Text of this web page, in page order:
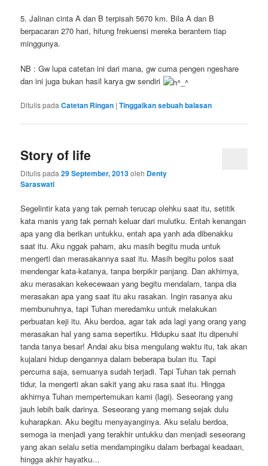
5. Jalinan cinta A dan B terpisah 5670 km. Bila A dan B
berpacaran 270 hari, hitung frekuensi mereka berantem tiap
minggunya.
NB : Gw lupa catetan ini dari mana, gw cuma pengen ngeshare
dan ini juga bukan hasil karya gw sendiri
Ditulis padaCatetan Ringan |Tinggalkan sebuah balasan
Story of life
Ditulis pada29 September, 2013oleh Denty
Saraswati
Segelintir kata yang tak pernah terucap olehku saat itu, setitik
kata manis yang tak pernah keluar dari mulutku. Entah kenangan
apa yang dia berikan untukku, entah apa yanh ada dibenakku
saat itu. Aku nggak paham, aku masih begitu muda untuk
mengerti dan merasakannya saat itu. Masih begitu polos saat
mendengar kata-katanya, tanpa berpikir panjang. Dan akhirnya,
aku merasakan kekecewaan yang begitu mendalam, tanpa dia
merasakan apa yang saat itu aku rasakan. Ingin rasanya aku
membunuhnya, tapi Tuhan meredamku untuk melakukan
perbuatan keji itu. Aku berdoa, agar tak ada lagi yang orang yang
merasakan hal yang sama sepertiku. Hidupku saat itu dipenuhi
tanda tanya besar! Andai aku bisa mengulang waktu itu, tak akan
kujalani hidup dengannya dalam beberapa bulan itu. Tapi
percuma saja, semuanya sudah terjadi. Tapi Tuhan tak pernah
tidur, Ia mengerti akan sakit yang aku rasa saat itu. Hingga
akhirnya Tuhan mempertemukan kami (lagi). Seseorang yang
jauh lebih baik darinya. Seseorang yang memang sejak dulu
kuharapkan. Aku begitu menyayanginya. Aku selalu berdoa,
semoga ia menjadi yang terakhir untukku dan menjadi seseorang
yang akan selalu setia mendampingiku dalam berbagai keadaan,
hingga akhir hayatku…